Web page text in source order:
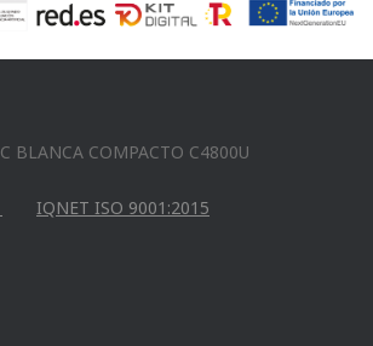
IQNET ISO 9001:2015